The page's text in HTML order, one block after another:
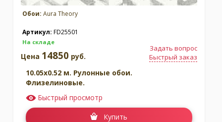
Обои: Aura Theory
Артикул: FD25501
На складе
Задать вопрос
Быстрый заказ
Цена 14850 руб.
10.05x0.52 м. Рулонные обои.
Флизелиновые.
Быстрый просмотр
Купить